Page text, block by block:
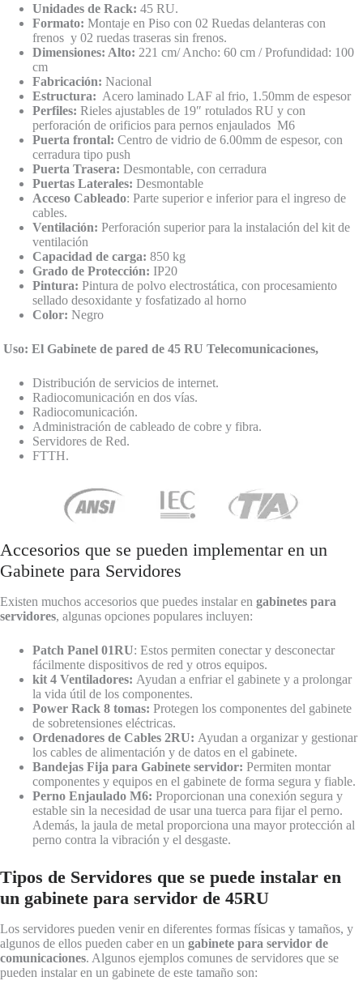
Unidades de Rack: 45 RU.
Formato: Montaje en Piso con 02 Ruedas delanteras con
frenos y 02 ruedas traseras sin frenos.
Dimensiones: Alto: 221 cm/ Ancho: 60 cm / Profundidad: 100
cm
Fabricación: Nacional
Estructura: Acero laminado LAF al frio, 1.50mm de espesor
Perfiles: Rieles ajustables de 19″ rotulados RU y con
perforación de orificios para pernos enjaulados M6
Puerta frontal: Centro de vidrio de 6.00mm de espesor, con
cerradura tipo push
Puerta Trasera: Desmontable, con cerradura
Puertas Laterales: Desmontable
Acceso Cableado: Parte superior e inferior para el ingreso de
cables.
Ventilación: Perforación superior para la instalación del kit de
ventilación
Capacidad de carga: 850 kg
Grado de Protección: IP20
Pintura: Pintura de polvo electrostática, con procesamiento
sellado desoxidante y fosfatizado al horno
Color: Negro
Uso: El Gabinete de pared de 45 RU Telecomunicaciones,
Distribución de servicios de internet.
Radiocomunicación en dos vías.
Radiocomunicación.
Administración de cableado de cobre y fibra.
Servidores de Red.
FTTH.
Accesorios que se pueden implementar en un
Gabinete para Servidores
Existen muchos accesorios que puedes instalar en gabinetes para
servidores, algunas opciones populares incluyen:
Patch Panel 01RU: Estos permiten conectar y desconectar
fácilmente dispositivos de red y otros equipos.
kit 4 Ventiladores: Ayudan a enfriar el gabinete y a prolongar
la vida útil de los componentes.
Power Rack 8 tomas: Protegen los componentes del gabinete
de sobretensiones eléctricas.
Ordenadores de Cables 2RU: Ayudan a organizar y gestionar
los cables de alimentación y de datos en el gabinete.
Bandejas Fija para Gabinete servidor: Permiten montar
componentes y equipos en el gabinete de forma segura y fiable.
Perno Enjaulado M6: Proporcionan una conexión segura y
estable sin la necesidad de usar una tuerca para fijar el perno.
Además, la jaula de metal proporciona una mayor protección al
perno contra la vibración y el desgaste.
Tipos de Servidores que se puede instalar en
un gabinete para servidor de 45RU
Los servidores pueden venir en diferentes formas físicas y tamaños, y
algunos de ellos pueden caber en un gabinete para servidor de
comunicaciones. Algunos ejemplos comunes de servidores que se
pueden instalar en un gabinete de este tamaño son: